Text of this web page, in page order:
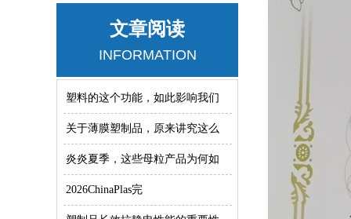
文章阅读
INFORMATION
塑料的这个功能，如此影响我们
关于薄膜塑制品，原来讲究这么
炎炎夏季，这些母粒产品为何如
2026ChinaPlas完